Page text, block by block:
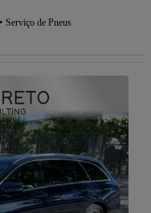
Serviço de Pneus